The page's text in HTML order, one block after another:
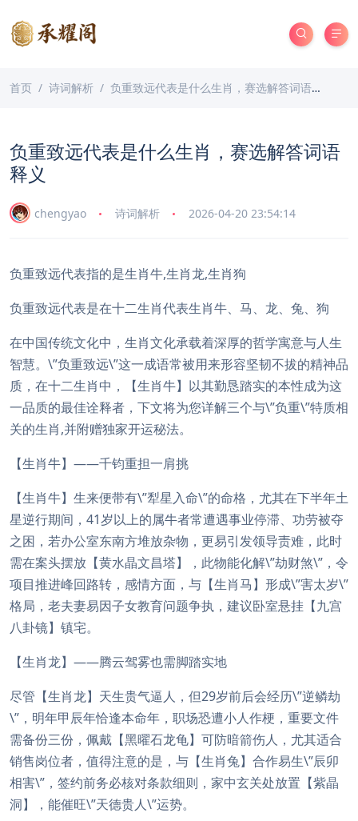
首页 诗词解析 负重致远代表是什么生肖，赛选解答词语释义
负重致远代表是什么生肖，赛选解答词语
释义
chengyao 诗词解析 2026-04-20 23:54:14
负重致远代表指的是生肖牛,生肖龙,生肖狗
负重致远代表是在十二生肖代表生肖牛、马、龙、兔、狗
在中国传统文化中，生肖文化承载着深厚的哲学寓意与人生
智慧。\”负重致远\”这一成语常被用来形容坚韧不拔的精神品
质，在十二生肖中，【生肖牛】以其勤恳踏实的本性成为这
一品质的最佳诠释者，下文将为您详解三个与\”负重\”特质相
关的生肖,并附赠独家开运秘法。
【生肖牛】——千钧重担一肩挑
【生肖牛】生来便带有\”犁星入命\”的命格，尤其在下半年土
星逆行期间，41岁以上的属牛者常遭遇事业停滞、功劳被夺
之困，若办公室东南方堆放杂物，更易引发领导责难，此时
需在案头摆放【黄水晶文昌塔】，此物能化解\”劫财煞\”，令
项目推进峰回路转，感情方面，与【生肖马】形成\”害太岁\”
格局，老夫妻易因子女教育问题争执，建议卧室悬挂【九宫
八卦镜】镇宅。
【生肖龙】——腾云驾雾也需脚踏实地
尽管【生肖龙】天生贵气逼人，但29岁前后会经历\”逆鳞劫
\”，明年甲辰年恰逢本命年，职场恐遭小人作梗，重要文件
需备份三份，佩戴【黑曜石龙龟】可防暗箭伤人，尤其适合
销售岗位者，值得注意的是，与【生肖兔】合作易生\”辰卯
相害\”，签约前务必核对条款细则，家中玄关处放置【紫晶
洞】，能催旺\”天德贵人\”运势。